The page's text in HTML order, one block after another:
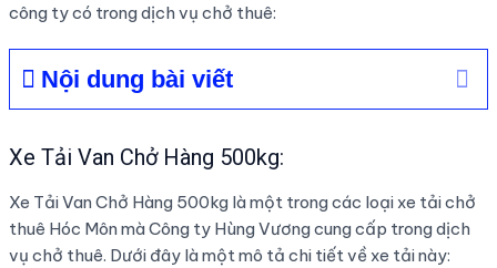
công ty có trong dịch vụ chở thuê:
Nội dung bài viết
Xe Tải Van Chở Hàng 500kg:
Xe Tải Van Chở Hàng 500kg là một trong các loại xe tải chở
thuê Hóc Môn mà Công ty Hùng Vương cung cấp trong dịch
vụ chở thuê. Dưới đây là một mô tả chi tiết về xe tải này: